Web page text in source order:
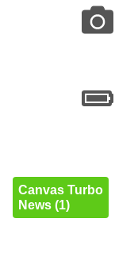
Canvas Turbo
News (1)